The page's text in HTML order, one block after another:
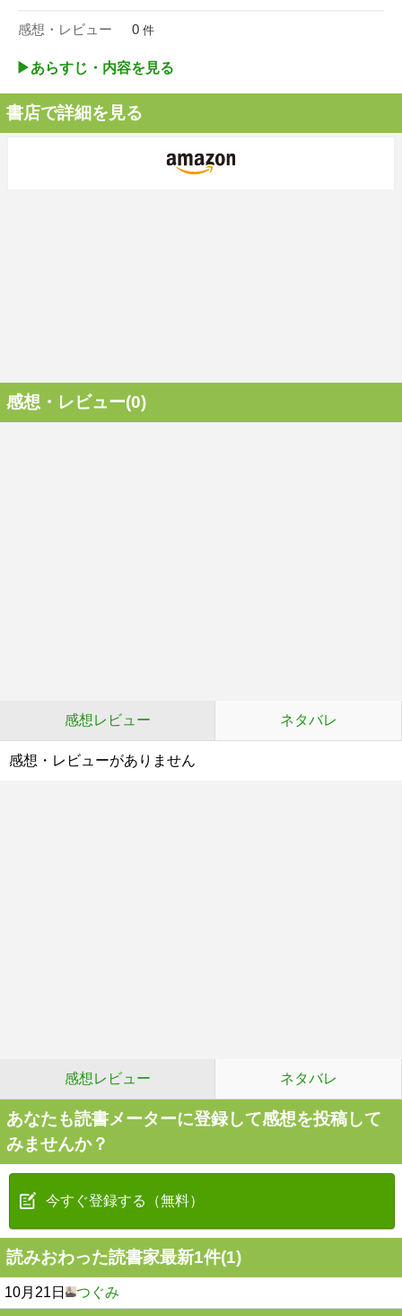
感想・レビュー 0 件
▶︎あらすじ・内容を見る
書店で詳細を見る
感想・レビュー(0)
感想レビュー ネタバレ
感想・レビューがありません
感想レビュー ネタバレ
あなたも読書メーターに登録して感想を投稿して
みませんか？
今すぐ登録する（無料）
読みおわった読書家最新1件(1)
10月21日 つぐみ